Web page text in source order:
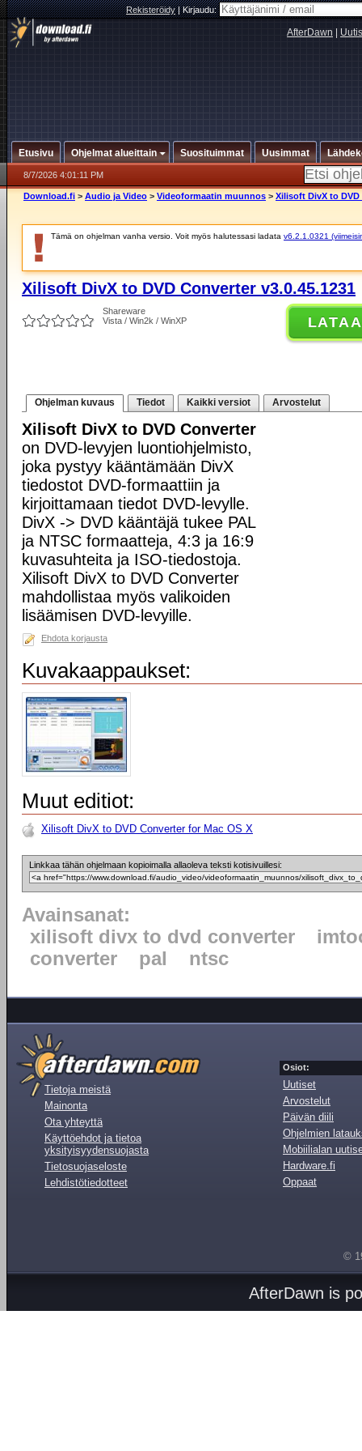
Rekisteröidy|Kirjaudu:
AfterDawn
Etusivu Ohjelmat alueittain Suosituimmat Uusimmat
8/7/2026 4:01:11 PM
Download.fi > Audio ja Video > Videoformaatin muunnos > Xilisoft DivX to DVD
Tämä on ohjelman vanha versio. Voit myös halutessasi ladata v6.2.1.0321
Xilisoft DivX to DVD Converter v3.0.45.1231
Shareware
Vista / Win2k / WinXP
LATAA
Ohjelman kuvaus Tiedot Kaikki versiot Arvostelut
Xilisoft DivX to DVD Converter
on DVD-levyjen luontiohjelmisto,
joka pystyy kääntämään DivX
tiedostot DVD-formaattiin ja
kirjoittamaan tiedot DVD-levylle.
DivX -> DVD kääntäjä tukee PAL
ja NTSC formaatteja, 4:3 ja 16:9
kuvasuhteita ja ISO-tiedostoja.
Xilisoft DivX to DVD Converter
mahdollistaa myös valikoiden
lisäämisen DVD-levyille.
Ehdota korjausta
Kuvakaappaukset:
Muut editiot:
Xilisoft DivX to DVD Converter for Mac OS X
Linkkaa tähän ohjelmaan kopioimalla allaoleva teksti kotisivuillesi:
Avainsanat:
xilisoft divx to dvd converter
converter
pal ntsc
Tietoja meistä
Mainonta
Ota yhteyttä
Käyttöehdot ja tietoa
yksityisyydensuojasta
Tietosuojaseloste
Lehdistötiedotteet
Osiot:
Uutiset
Arvostelut
Päivän diili
Ohjelmien
Mobiilialan
Hardware.fi
Oppaat
©
AfterDawn is